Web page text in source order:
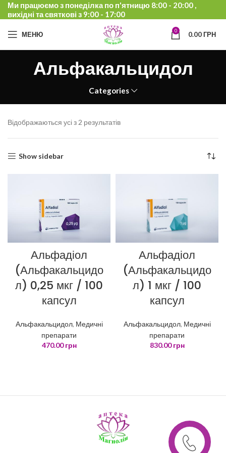
Ми працюємо з понеділка по п'ятницю 8:00 - 20:00 ,
вихідні та святкові з 9:00 - 17:00
МЕНЮ 0 0.00ГРН
Альфакальцидол
Categories
Відображаються усі з 2 результатів
Show sidebar
Альфадіол
(Альфакальцидо
л) 0,25 мкг / 100
капсул
Альфакальцидол, Медичні
препарати
470.00грн
Альфадіол
(Альфакальцидо
л) 1 мкг / 100
капсул
Альфакальцидол, Медичні
препарати
830.00грн